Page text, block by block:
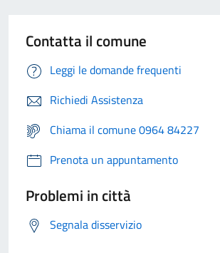
Contatta il comune
Leggi le domande frequenti
Richiedi Assistenza
Chiama il comune 0964 84227
Prenota un appuntamento
Problemi in città
Segnala disservizio